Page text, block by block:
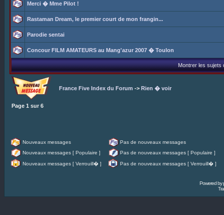
Merci � Mme Pilot !
Rastaman Dream, le premier court de mon frangin...
Parodie sentai
Concour FILM AMATEURS au Mang'azur 2007 � Toulon
Montrer les sujets
France Five Index du Forum -> Rien � voir
Page 1 sur 6
Nouveaux messages
Pas de nouveaux messages
Nouveaux messages [ Populaire ]
Pas de nouveaux messages [ Populaire ]
Nouveaux messages [ Verrouill� ]
Pas de nouveaux messages [ Verrouill� ]
Powered by